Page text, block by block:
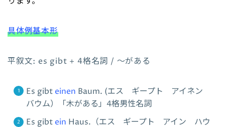
具体例基本形
平叙文: es gibt + 4格名詞 / ～がある
Es gibt einen Baum. (エス ギープト アイネン
バウム）「木がある」4格男性名詞
Es gibt ein Haus.（エス ギープト アイン ハウ